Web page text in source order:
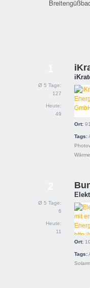
Ø 5 Tage:
127
Heute:
49
Ort:
Tags:
Ø 5 Tage:
6
Heute:
11
Ort:
Tags: